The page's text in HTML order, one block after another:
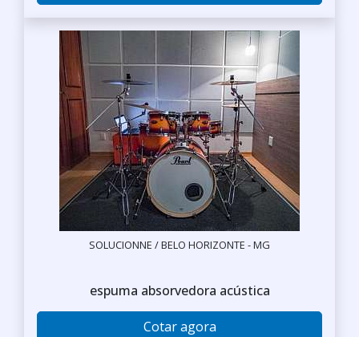
SOLUCIONNE / BELO HORIZONTE - MG
espuma absorvedora acústica
Cotar agora